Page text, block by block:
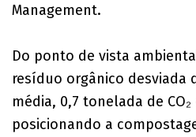
Management.
Do ponto de vista
resíduo orgânico desviada
média, 0,7 tonelada de
posicionando a